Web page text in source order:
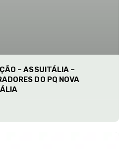
– ASSUITÁLIA –
DO PQ NOVA